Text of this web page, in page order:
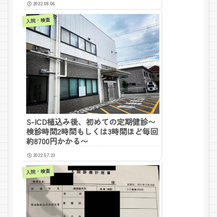
2022.08.06
入院・検査
S-ICD植込み後、初めての定期健診〜
検診時間2時間もしくは3時間ほど毎回
約8700円かかる〜
2022.07.23
入院・検査